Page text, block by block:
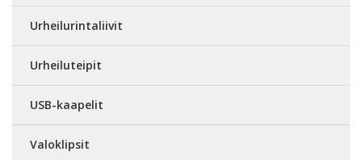
Urheilurintaliivit
Urheiluteipit
USB-kaapelit
Valoklipsit